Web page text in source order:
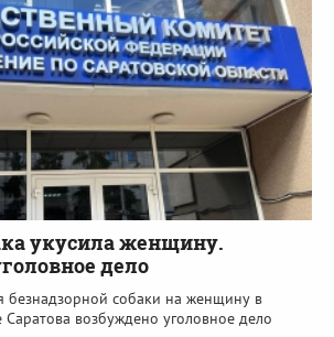
укусила женщину.
дело
безнадзорной собаки на женщину в
Саратова возбуждено уголовное дело